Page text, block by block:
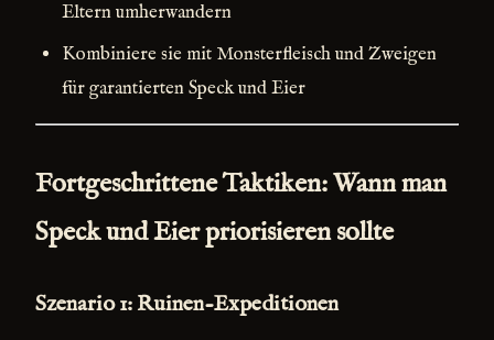
Eltern umherwandern
Kombiniere sie mit Monsterfleisch und Zweigen
für garantierten Speck und Eier
Fortgeschrittene Taktiken: Wann man
Speck und Eier priorisieren sollte
Szenario 1: Ruinen-Expeditionen